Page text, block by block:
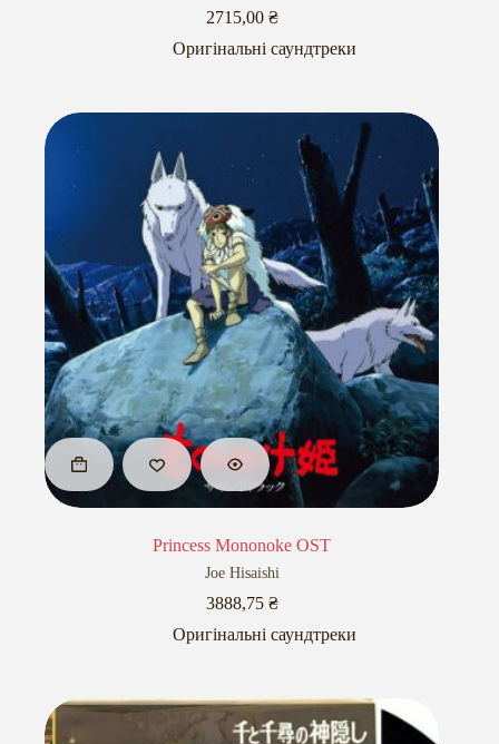
2715,00 ₴
Оригінальні саундтреки
Princess Mononoke OST
Joe Hisaishi
3888,75 ₴
Оригінальні саундтреки